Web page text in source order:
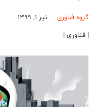
گروه فناوری تیر ۱, ۱۳۹۹
| فناوری |